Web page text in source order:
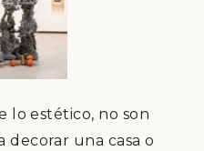
lo estético, no son
decorar una casa o